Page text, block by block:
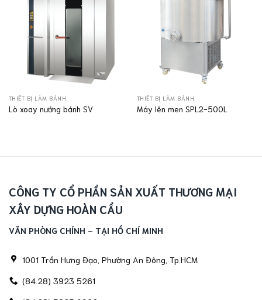
THIẾT BỊ LÀM BÁNH
Lò xoay nướng bánh SV
THIẾT BỊ LÀM BÁNH
Máy lên men SPL2-500L
CÔNG TY CỔ PHẦN SẢN XUẤT THƯƠNG MẠI
XÂY DỰNG HOÀN CẦU
VĂN PHÒNG CHÍNH - TẠI HỒ CHÍ MINH
1001 Trần Hưng Đạo, Phường An Đông, Tp.HCM
(84.28) 3923 5261